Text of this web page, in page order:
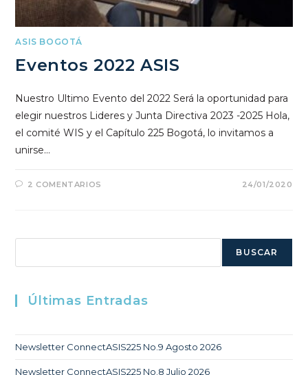
ASIS BOGOTÁ
Eventos 2022 ASIS
Nuestro Ultimo Evento del 2022 Será la oportunidad para
elegir nuestros Lideres y Junta Directiva 2023 -2025 Hola,
el comité WIS y el Capítulo 225 Bogotá, lo invitamos a
unirse…
2 COMENTARIOS 24/01/2020
BUSCAR
Últimas Entradas
Newsletter ConnectASIS225 No.9 Agosto 2026
Newsletter ConnectASIS225 No.8 Julio 2026